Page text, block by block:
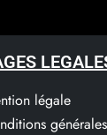
légale